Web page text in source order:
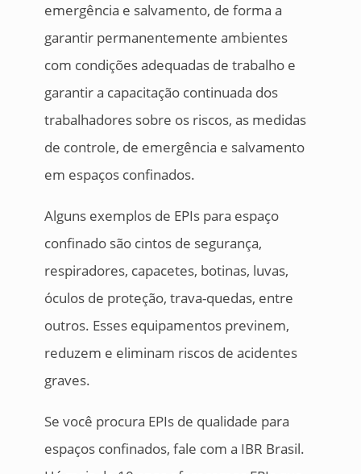
emergência e salvamento, de forma a
garantir permanentemente ambientes
com condições adequadas de trabalho e
garantir a capacitação continuada dos
trabalhadores sobre os riscos, as medidas
de controle, de emergência e salvamento
em espaços confinados.
Alguns exemplos de EPIs para espaço
confinado são cintos de segurança,
respiradores, capacetes, botinas, luvas,
óculos de proteção, trava-quedas, entre
outros. Esses equipamentos previnem,
reduzem e eliminam riscos de acidentes
graves.
Se você procura EPIs de qualidade para
espaços confinados, fale com a IBR Brasil.